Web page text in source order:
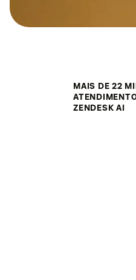
MAIS DE 22
ZENDESK AI